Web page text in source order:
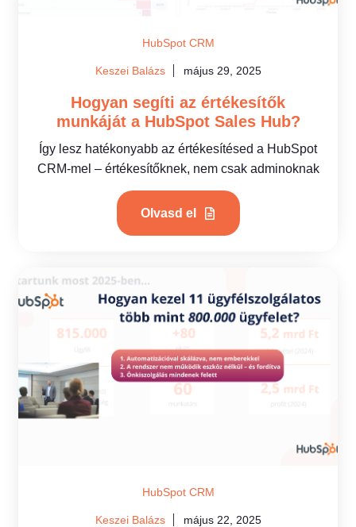
HubSpot CRM
Keszei Balázs május 29, 2025
Hogyan segíti az értékesítők
munkáját a HubSpot Sales Hub?
Így lesz hatékonyabb az értékesítésed a HubSpot
CRM-mel – értékesítőknek, nem csak adminoknak
Olvasd el
HubSpot CRM
Keszei Balázs május 22, 2025